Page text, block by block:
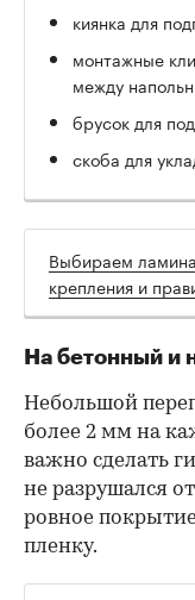
киянка для
монтажные
между
брусок для
скоба для
Выбираем
крепления и
На бетонный и
Небольшой
более 2 мм на
важно сделать
не разрушался
ровное
пленку.